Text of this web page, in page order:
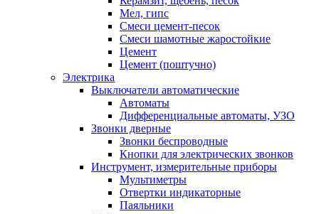
Мел, гипс
Смеси цемент-песок
Смеси шамотные жаростойкие
Цемент
Цемент (поштучно)
Электрика
Выключатели автоматические
Автоматы
Дифференциальные автоматы, УЗО
Звонки дверные
Звонки беспроводные
Кнопки для электрических звонков
Инструмент, измерительные приборы
Мультиметры
Отвертки индикаторные
Паяльники